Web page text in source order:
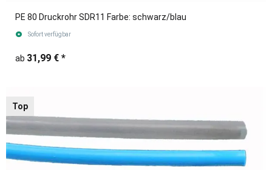
PE 80 Druckrohr SDR11 Farbe: schwarz/blau
Sofort verfügbar
ab 31,99 € *
Top